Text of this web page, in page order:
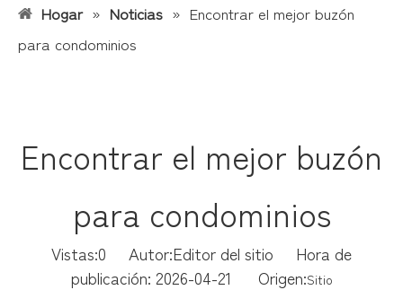
Hogar » Noticias » Encontrar el mejor buzón
para condominios
Encontrar el mejor buzón
para condominios
Vistas:0 Autor:Editor del sitio Hora de
publicación: 2026-04-21 Origen:Sitio